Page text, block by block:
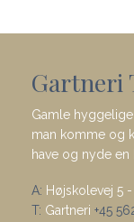
Gartneri
Gamle
man komme og
have og nyde en
A: Højskolevej 5
T: Gartneri +45